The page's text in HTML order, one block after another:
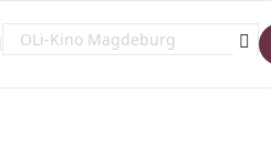
Destination Address -